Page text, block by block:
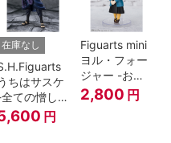
在庫なし
ちはサスケ
ての憎しみ
背負う者-
『NARUTO -
円
Figuarts mini
ヨル・フォー
ジャー -おで
けけこーで-
『SPY×FAMILY』
2,800 円